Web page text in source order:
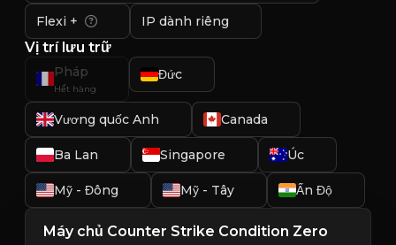
Flexi + IP dành riêng
Vị trí lưu trữ
Pháp
Hết hàng
Đức
Vương quốc Anh Canada
Ba Lan Singapore Úc
Mỹ - Đông Mỹ - Tây Ấn Độ
Máy chủ Counter Strike Condition Zero